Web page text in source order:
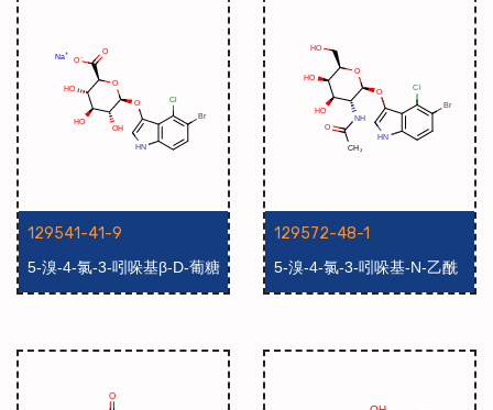
129541-41-9
5-溴-4-氯-3-吲哚基β-D-葡糖
苷酸钠盐
129572-48-1
5-溴-4-氯-3-吲哚基-N-乙酰
基-β-D-半乳糖胺